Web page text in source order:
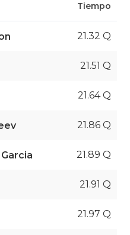
Tiempo
21.32 Q
21.51 Q
21.64 Q
21.86 Q
21.89 Q
21.91 Q
21.97 Q